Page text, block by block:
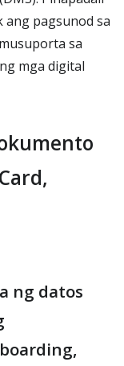
pagsunod sa
sa
mga digital
ng datos